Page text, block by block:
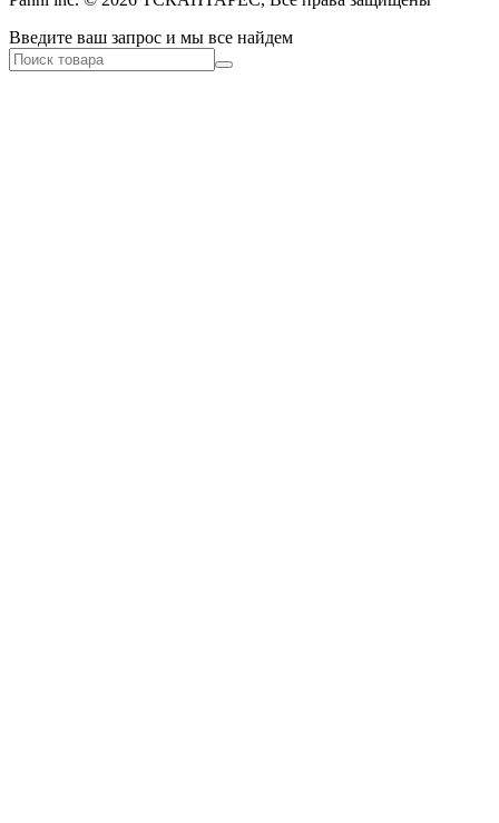
Введите ваш запрос и мы все найдем